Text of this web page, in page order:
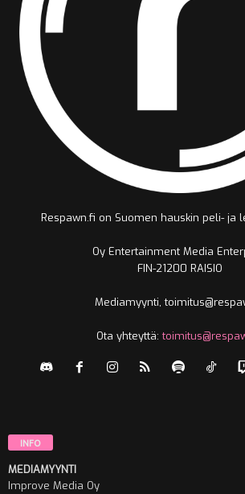
Respawn.fi on Suomen hauskin peli- ja
Oy Entertainment Media
FIN-21200 RAISIO
Mediamyynti,
Ota yhteyttä:
INFO
MEDIAMYYNTI
Improve Media Oy